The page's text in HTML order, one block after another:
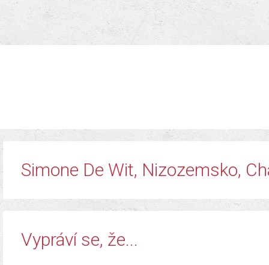
Simone De Wit, Nizozemsko,
​Vypráví se, že...